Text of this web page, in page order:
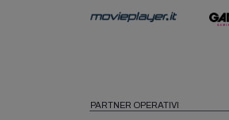
PARTNER OPERATIVI